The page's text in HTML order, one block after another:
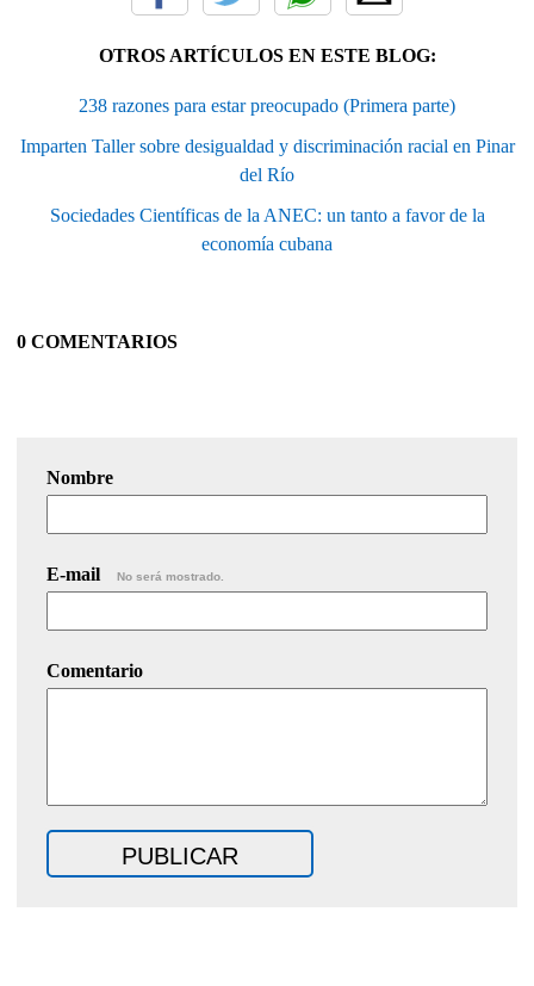
OTROS ARTÍCULOS EN ESTE BLOG:
238 razones para estar preocupado (Primera parte)
Imparten Taller sobre desigualdad y discriminación racial en Pinar
del Río
Sociedades Científicas de la ANEC: un tanto a favor de la
economía cubana
0 COMENTARIOS
Nombre
E-mail No será mostrado.
Comentario